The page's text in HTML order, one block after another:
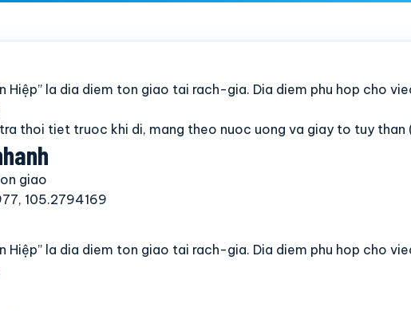
Hiệp” la dia diem ton giao tai rach-gia. Dia diem phu hop cho
thoi tiet truoc khi di, mang theo nuoc uong va giay to tuy than
giao
105.2794169
Hiệp” la dia diem ton giao tai rach-gia. Dia diem phu hop cho